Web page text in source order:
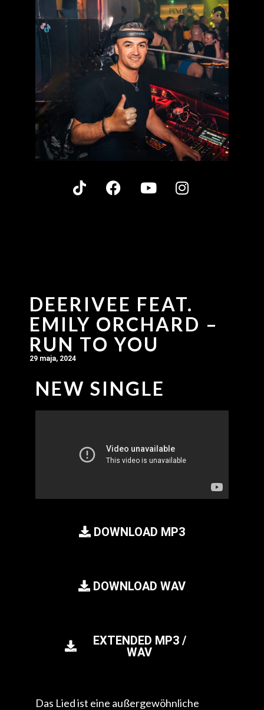
DEERIVEE FEAT.
EMILY ORCHARD –
RUN TO YOU
29 maja, 2024
NEW SINGLE
DOWNLOAD MP3
DOWNLOAD WAV
EXTENDED MP3 /
WAV
Das Lied ist eine außergewöhnliche